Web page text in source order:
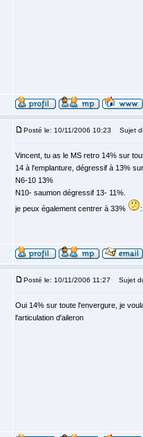
Posté le: 10/11/2006 10:23 Sujet
Vincent, tu as le MS retro 14% sur
14 à l'emplanture, dégressif à 13%
N6-10 13%
N10- saumon dégressif 13- 11%.
je peux également centrer à 33%
:
Posté le: 10/11/2006 11:27 Sujet
Oui 14% sur toute l'envergure, je
l'articulation d'aileron